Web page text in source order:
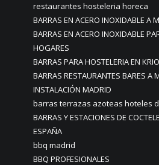
restaurantes hosteleria horeca
BARRAS EN ACERO INOXIDABLE A
BARRAS EN ACERO INOXIDABLE
HOGARES
BARRAS PARA HOSTELERIA EN
BARRAS RESTAURANTES BARES A
INSTALACIÓN MADRID
barras terrazas azoteas hoteles
BARRAS Y ESTACIONES DE
ESPAÑA
bbq madrid
BBQ PROFESIONALES